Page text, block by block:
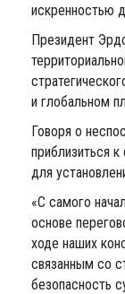
искренностью
Президент
и глобальном
Говоря о
приблизиться
для
«С самого
основе
ходе наших
связанным со
безопасность